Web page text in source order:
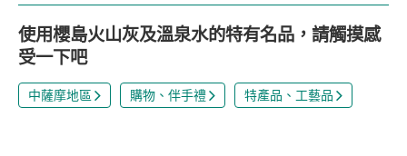
使用櫻島火山灰及溫泉水的特有名品，請觸摸感
受一下吧
中薩摩地區 購物、伴手禮 特產品、工藝品